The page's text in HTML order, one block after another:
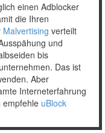
Spam.
einen Adblocker
die Ihren
Malvertising verteilt
und
bis
Das ist
Aber
Interneterfahrung
empfehle uBlock